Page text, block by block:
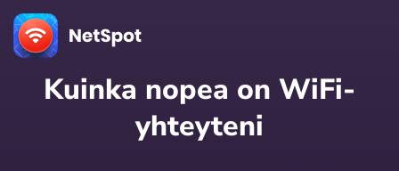
Kuinka nopea on WiFi-
yhteyteni